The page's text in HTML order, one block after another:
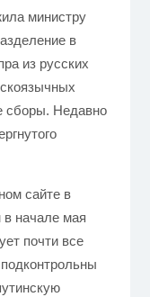
министру
в
из русских
сборы. Недавно
сайте в
начале мая
почти все